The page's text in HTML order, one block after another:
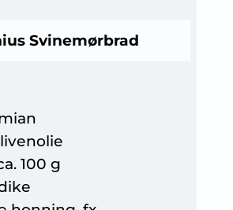
Svinemørbrad
100 g